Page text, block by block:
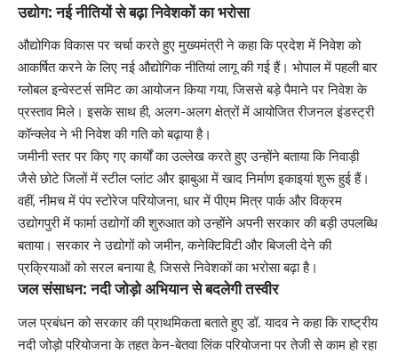
उद्योग: नई नीतियों से बढ़ा निवेशकों का भरोसा
औद्योगिक विकास पर चर्चा करते हुए मुख्यमंत्री ने कहा कि प्रदेश में निवेश को
आकर्षित करने के लिए नई औद्योगिक नीतियां लागू की गई हैं। भोपाल में पहली बार
ग्लोबल इन्वेस्टर्स समिट का आयोजन किया गया, जिससे बड़े पैमाने पर निवेश के
प्रस्ताव मिले। इसके साथ ही, अलग-अलग क्षेत्रों में आयोजित रीजनल इंडस्ट्री
कॉन्क्लेव ने भी निवेश की गति को बढ़ाया है।
जमीनी स्तर पर किए गए कार्यों का उल्लेख करते हुए उन्होंने बताया कि निवाड़ी
जैसे छोटे जिलों में स्टील प्लांट और झाबुआ में खाद निर्माण इकाइयां शुरू हुई हैं।
वहीं, नीमच में पंप स्टोरेज परियोजना, धार में पीएम मित्र पार्क और विक्रम
उद्योगपुरी में फार्मा उद्योगों की शुरुआत को उन्होंने अपनी सरकार की बड़ी उपलब्धि
बताया। सरकार ने उद्योगों को जमीन, कनेक्टिविटी और बिजली देने की
प्रक्रियाओं को सरल बनाया है, जिससे निवेशकों का भरोसा बढ़ा है।
जल संसाधन: नदी जोड़ो अभियान से बदलेगी तस्वीर
जल प्रबंधन को सरकार की प्राथमिकता बताते हुए डॉ. यादव ने कहा कि राष्ट्रीय
नदी जोड़ो परियोजना के तहत केन-बेतवा लिंक परियोजना पर तेजी से काम हो रहा